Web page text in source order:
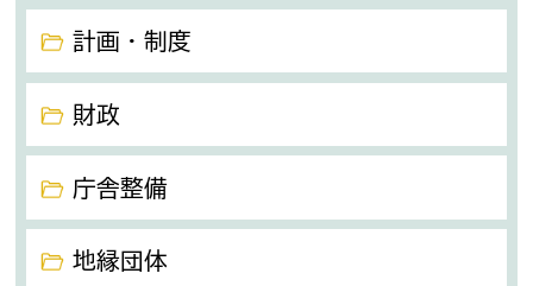
計画・制度
財政
庁舎整備
地縁団体